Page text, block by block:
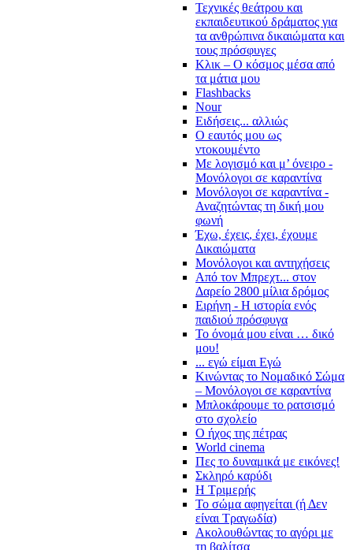
Τεχνικές θεάτρου και
εκπαιδευτικού δράματος για
τα ανθρώπινα δικαιώματα και
τους πρόσφυγες
Κλικ – Ο κόσμος μέσα από
τα μάτια μου
Flashbacks
Nour
Ειδήσεις... αλλιώς
Ο εαυτός μου ως
ντοκουμέντο
Με λογισμό και μ’ όνειρο -
Μονόλογοι σε καραντίνα
Μονόλογοι σε καραντίνα -
Αναζητώντας τη δική μου
φωνή
Έχω, έχεις, έχει, έχουμε
Δικαιώματα
Μονόλογοι και αντηχήσεις
Από τον Μπρεχτ... στον
Δαρείο 2800 μίλια δρόμος
Ειρήνη - Η ιστορία ενός
παιδιού πρόσφυγα
Το όνομά μου είναι … δικό
μου!
... εγώ είμαι Εγώ
Κινώντας το Νομαδικό Σώμα
– Μονόλογοι σε καραντίνα
Μπλοκάρουμε το ρατσισμό
στο σχολείο
Ο ήχος της πέτρας
World cinema
Πες το δυναμικά με εικόνες!
Σκληρό καρύδι
Η Τριμερής
Το σώμα αφηγείται (ή Δεν
είναι Τραγωδία)
Ακολουθώντας το αγόρι με
τη βαλίτσα